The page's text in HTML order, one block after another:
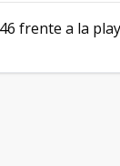
frente a la